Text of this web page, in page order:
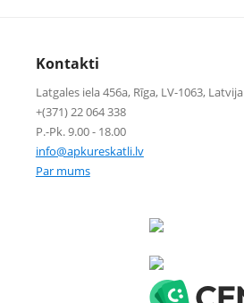
Kontakti
Latgales iela 456a, Rīga, LV-1063, Latvija
+(371) 22 064 338
P.-Pk. 9.00 - 18.00
info@apkureskatli.lv
Par mums